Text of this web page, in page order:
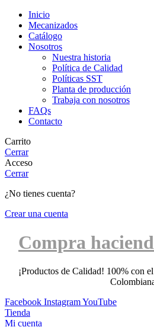
Inicio
Mecanizados
Catálogo
Nosotros
Nuestra historia
Política de Calidad
Políticas SST
Planta de producción
Trabaja con nosotros
FAQs
Contacto
Carrito
Cerrar
Acceso
Cerrar
¿No tienes cuenta?
Crear una cuenta
Compra
¡Productos de Calidad! 100% con
Facebook InstagramYouTube
Tienda
Mi cuenta